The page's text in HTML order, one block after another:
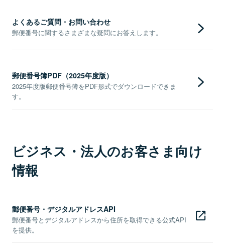
よくあるご質問・お問い合わせ
郵便番号に関するさまざまな疑問にお答えします。
郵便番号簿PDF（2025年度版）
2025年度版郵便番号簿をPDF形式でダウンロードできま
す。
ビジネス・法人のお客さま向け
情報
郵便番号・デジタルアドレスAPI
郵便番号とデジタルアドレスから住所を取得できる公式API
を提供。